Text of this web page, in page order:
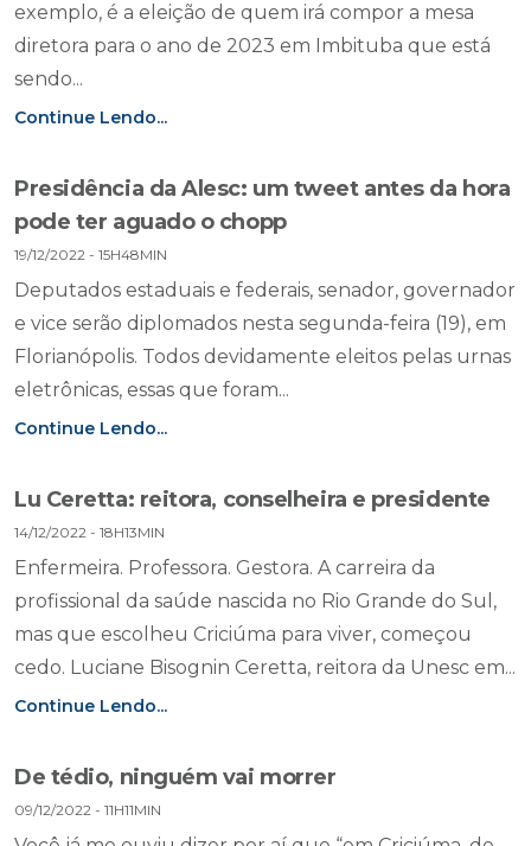
exemplo, é a eleição de quem irá compor a mesa
diretora para o ano de 2023 em Imbituba que está
sendo...
Continue Lendo...
Presidência da Alesc: um tweet antes da hora
pode ter aguado o chopp
19/12/2022 - 15H48MIN
Deputados estaduais e federais, senador, governador
e vice serão diplomados nesta segunda-feira (19), em
Florianópolis. Todos devidamente eleitos pelas urnas
eletrônicas, essas que foram...
Continue Lendo...
Lu Ceretta: reitora, conselheira e presidente
14/12/2022 - 18H13MIN
Enfermeira. Professora. Gestora. A carreira da
profissional da saúde nascida no Rio Grande do Sul,
mas que escolheu Criciúma para viver, começou
cedo. Luciane Bisognin Ceretta, reitora da Unesc em...
Continue Lendo...
De tédio, ninguém vai morrer
09/12/2022 - 11H11MIN